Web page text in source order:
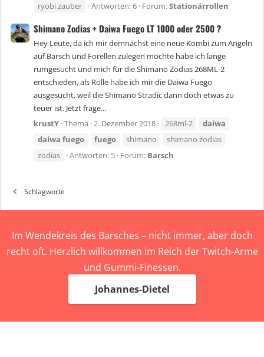
ryobi zauber
Antworten: 6 Forum:Stationärrollen
Shimano Zodias + Daiwa Fuego LT 1000 oder 2500 ?
Hey Leute, da ich mir demnächst eine neue Kombi zum Angeln
auf Barsch und Forellen zulegen möchte habe ich lange
rumgesucht und mich für die Shimano Zodias 268ML-2
entschieden, als Rolle habe ich mir die Daiwa Fuego
ausgesucht, weil die Shimano Stradic dann doch etwas zu
teuer ist. Jetzt frage...
krustY Thema 2. Dezember 2018 268ml-2
daiwa
daiwa fuego fuego shimano
shimano zodias
zodias
Antworten: 5 Forum: Barsch
Schlagworte
Im Wendekreis des Barsches – nicht immer, aber doch
recht oft. Herzlich willkommen im Reich der Twitch-Arme
und Gummi-Finessen.
Johannes-Dietel